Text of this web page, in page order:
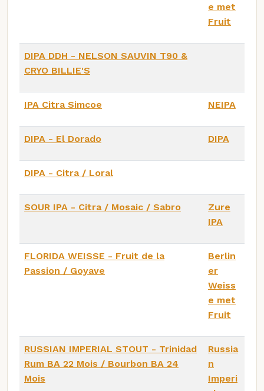
e met
Fruit
DIPA DDH - NELSON SAUVIN T90 &
CRYO BILLIE'S
IPA Citra Simcoe NEIPA
DIPA - El Dorado DIPA
DIPA - Citra / Loral
SOUR IPA - Citra / Mosaic / Sabro
Zure
IPA
FLORIDA WEISSE - Fruit de la
Passion / Goyave
Berlin
er
Weiss
e met
Fruit
RUSSIAN IMPERIAL STOUT - Trinidad
Rum BA 22 Mois / Bourbon BA 24
Mois
Russia
n
Imperi